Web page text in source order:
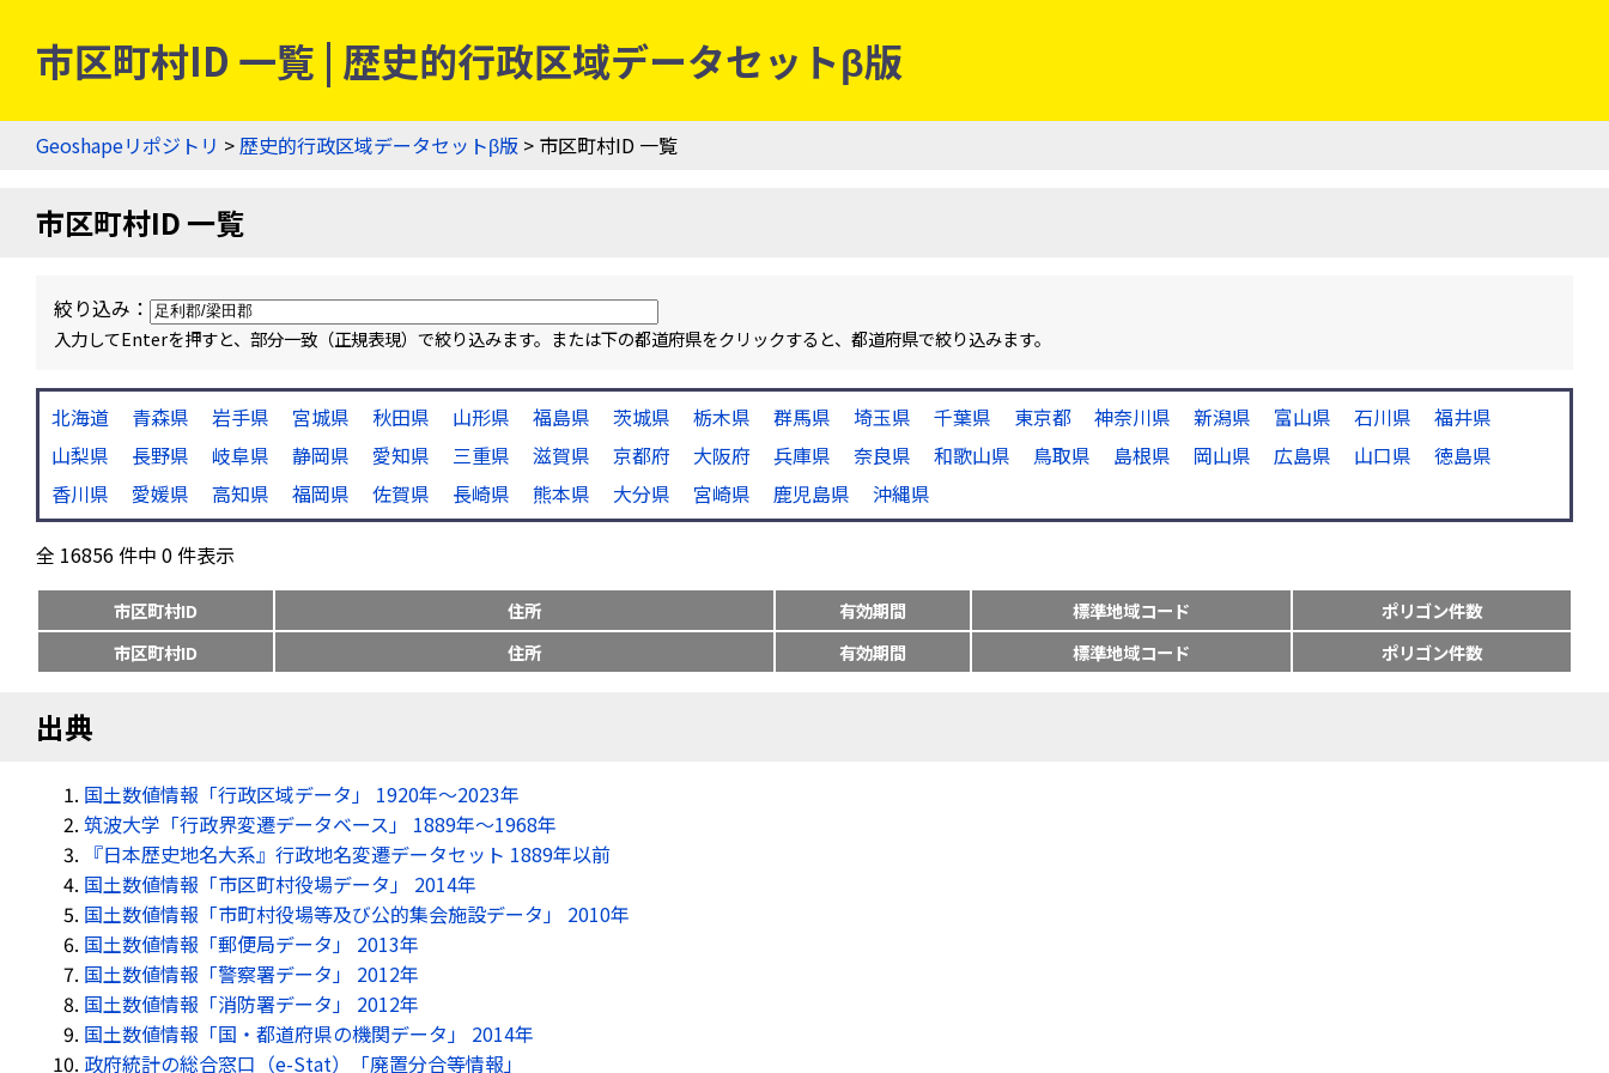
市区町村ID 一覧 | 歴史的行政区域データセットβ版
Geoshapeリポジトリ >歴史的行政区域データセットβ版 > 市区町村ID 一覧
市区町村ID 一覧
絞り込み：
入力してEnterを押すと、部分一致（正規表現）で絞り込みます。または下の都道府県をクリックすると、都道府県で絞り込みます。
北海道 青森県 岩手県 宮城県 秋田県 山形県 福島県 茨城県 栃木県 群馬県 埼玉県 千葉県 東京都 神奈川県 新潟県 富山県 石川県
福井県
山梨県
長野県 岐阜県 静岡県 愛知県 三重県 滋賀県 京都府 大阪府 兵庫県 奈良県 和歌山県 鳥取県 島根県 岡山県 広島県 山口県
徳島県
香川県
愛媛県 高知県 福岡県 佐賀県 長崎県 熊本県 大分県 宮崎県 鹿児島県 沖縄県
全 16856 件中 0 件表示
市区町村ID 住所 有効期間 標準地域コード
ポリゴン件数
市区町村ID
住所 有効期間 標準地域コード ポリゴン件数
出典
国土数値情報「行政区域データ」 1920年〜2023年
筑波大学「行政界変遷データベース」 1889年〜1968年
『日本歴史地名大系』行政地名変遷データセット 1889年以前
国土数値情報「市区町村役場データ」 2014年
国土数値情報「市町村役場等及び公的集会施設データ」 2010年
国土数値情報「郵便局データ」 2013年
国土数値情報「警察署データ」 2012年
国土数値情報「消防署データ」 2012年
国土数値情報「国・都道府県の機関データ」 2014年
政府統計の総合窓口（e-Stat）「廃置分合等情報」